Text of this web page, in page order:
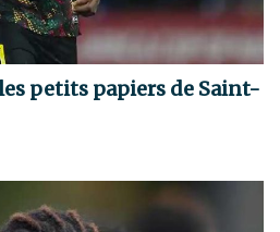
petits papiers de Saint-